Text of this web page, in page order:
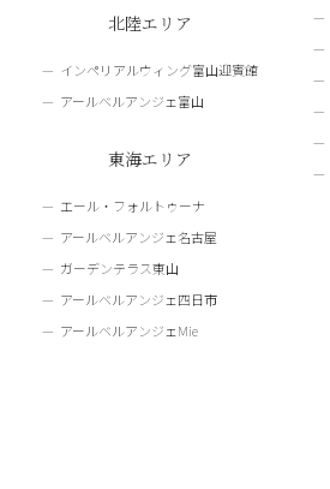
北陸エリア
インペリアルウィング富山迎賓館
アールベルアンジェ富山
東海エリア
エール・フォルトゥーナ
アールベルアンジェ名古屋
ガーデンテラス東山
アールベルアンジェ四日市
アールベルアンジェMie